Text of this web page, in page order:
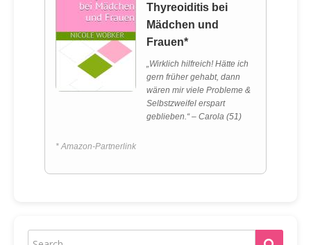
Thyreoiditis bei
Mädchen und
Frauen*
„Wirklich hilfreich! Hätte ich
gern früher gehabt, dann
wären mir viele Probleme &
Selbstzweifel erspart
geblieben.“ – Carola (51)
* Amazon-Partnerlink